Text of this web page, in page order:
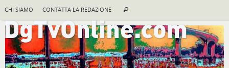
contenuto
CHI SIAMO CONTATTA LA REDAZIONE Cerca